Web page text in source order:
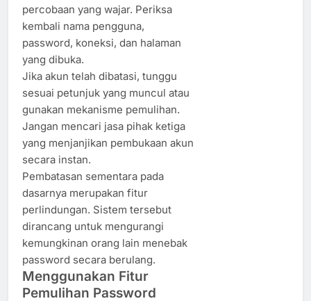
percobaan yang wajar. Periksa
kembali nama pengguna,
password, koneksi, dan halaman
yang dibuka.
Jika akun telah dibatasi, tunggu
sesuai petunjuk yang muncul atau
gunakan mekanisme pemulihan.
Jangan mencari jasa pihak ketiga
yang menjanjikan pembukaan akun
secara instan.
Pembatasan sementara pada
dasarnya merupakan fitur
perlindungan. Sistem tersebut
dirancang untuk mengurangi
kemungkinan orang lain menebak
password secara berulang.
Menggunakan Fitur
Pemulihan Password